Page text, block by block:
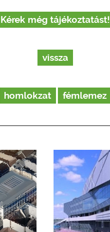
Kérek még tájékoztatást!
vissza
homlokzat fémlemez